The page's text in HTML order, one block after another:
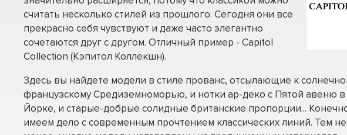
считать несколько стилей из прошлого. Сегодня они все
прекрасно себя чувствуют и даже часто элегантно
сочетаются друг с другом. Отличный пример - Capitol
Collection (Кэпитол Коллекшн).
Здесь вы найдете модели в стиле прованс, отсылающие к
французскому Средиземноморью, и нотки ар-деко с Пятой авеню
Йорке, и старые-добрые солидные британские пропорции...
имеем дело с современным прочтением классических линий. Тем не